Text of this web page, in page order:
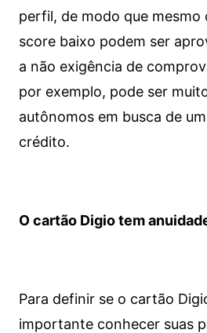
perfil, de modo que mesmo
score baixo podem ser
a não exigência de
por exemplo, pode ser
autônomos em busca de
crédito.
O cartão Digio tem
Para definir se o cartão
importante conhecer suas